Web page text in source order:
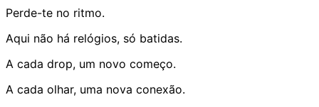
Perde-te no ritmo.
Aqui não há relógios, só batidas.
A cada drop, um novo começo.
A cada olhar, uma nova conexão.